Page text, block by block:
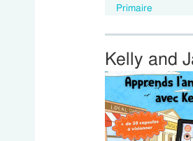
Primaire
Kelly and